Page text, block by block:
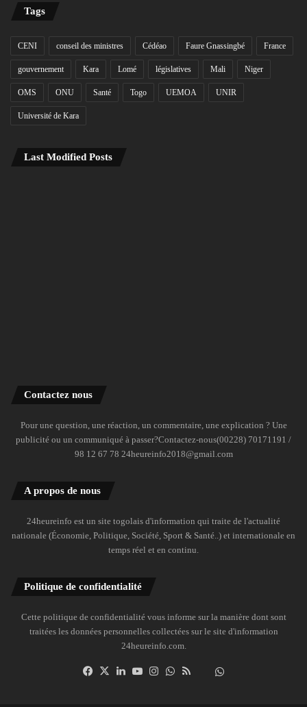
Tags
CENI conseil des ministres Cédéao Faure Gnassingbé France
gouvernement Kara Lomé législatives Mali Niger
OMS ONU Santé Togo UEMOA UNIR
Université de Kara
Last Modified Posts
Contactez nous
Pour une question, une réaction, un commentaire, une explication ? Une
publicité ou un communiqué à passer?Contactez-nous(00228) 70171191 /
98 12 67 78 24heureinfo2018@gmail.com
A propos de nous
24heureinfo est un site togolais d'information qui traite de l'actualité
nationale (Économie, Politique, Société, Sport & Santé..) et internationale en
temps réel et en continu.
Politique de confidentialité
Cette politique de confidentialité vous informe sur la manière dont sont
traitées les données personnelles collectées sur le site d'information
24heureinfo.com.
Facebook
X LinkedinYouTubeInstagramWhatsAppDailymotion